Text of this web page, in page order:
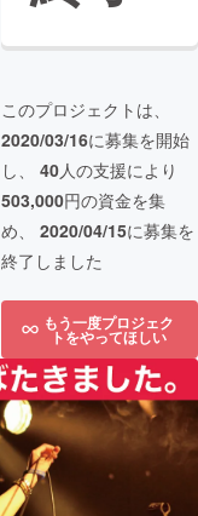
このプロジェクトは、
2020/03/16に募集を開始
し、 40人の支援により
503,000円の資金を集
め、 2020/04/15に募集を
終了しました
もう一度プロジェク
トをやってほしい